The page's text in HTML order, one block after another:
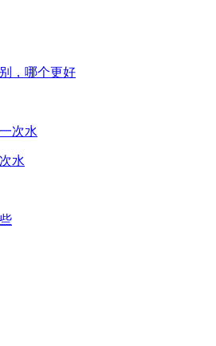
，哪个更好
水